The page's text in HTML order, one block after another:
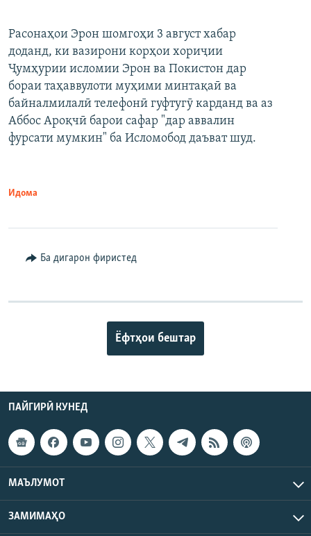
Расонаҳои Эрон шомгоҳи 3 август хабар
доданд, ки вазирони корҳои хориҷии
Ҷумҳурии исломии Эрон ва Покистон дар
бораи таҳаввулоти муҳими минтақаӣ ва
байналмилалӣ телефонӣ гуфтугӯ карданд ва аз
Аббос Ароқчӣ барои сафар "дар аввалин
фурсати мумкин" ба Исломобод даъват шуд.
Идома
Ба дигарон фиристед
Ёфтҳои бештар
ПАЙГИРӢ КУНЕД
МАЪЛУМОТ
ЗАМИМАҲО